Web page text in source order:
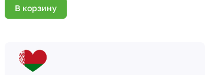
В корзину